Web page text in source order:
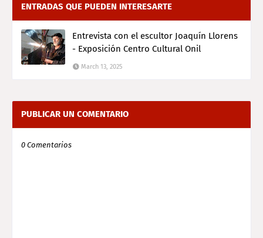
ENTRADAS QUE PUEDEN INTERESARTE
Entrevista con el escultor Joaquín Llorens
- Exposición Centro Cultural Onil
March 13, 2025
PUBLICAR UN COMENTARIO
0 Comentarios